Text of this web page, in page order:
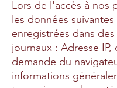
Lors de l'accès à nos
les données
enregistrées dans des
journaux : Adresse IP,
demande du
informations